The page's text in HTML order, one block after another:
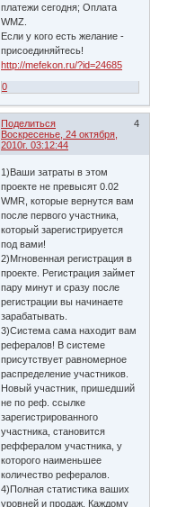
платежи сегодня; Оплата
WMZ.
Если у кого есть желание -
присоединяйтесь!
http://mefekon.ru/?id=24685
0
Поделиться
4
Воскресенье, 24 октября,
2010г. 03:12:44
1)Ваши затраты в этом
проекте не превысят 0.02
WMR, которые вернутся вам
после первого участника,
который зарегистрируется
под вами!
2)Мгновенная регистрация в
проекте. Регистрация займет
пару минут и сразу после
регистрации вы начинаете
зарабатывать.
3)Система сама находит вам
рефералов! В системе
присутствует равномерное
распределение участников.
Новый участник, пришедший
не по реф. ссылке
зарегистрированного
участника, становится
реффералом участника, у
которого наименьшее
количество рефералов.
4)Полная статистика ваших
уровней и продаж. Каждому